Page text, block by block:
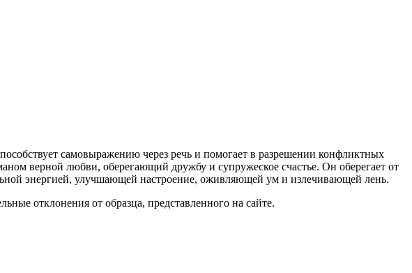
самовыражению через речь и помогает в разрешении конфликтных
верной любви, оберегающий дружбу и супружеское счастье. Он оберегает от
энергией, улучшающей настроение, оживляющей ум и излечивающей лень.
отклонения от образца, представленного на сайте.